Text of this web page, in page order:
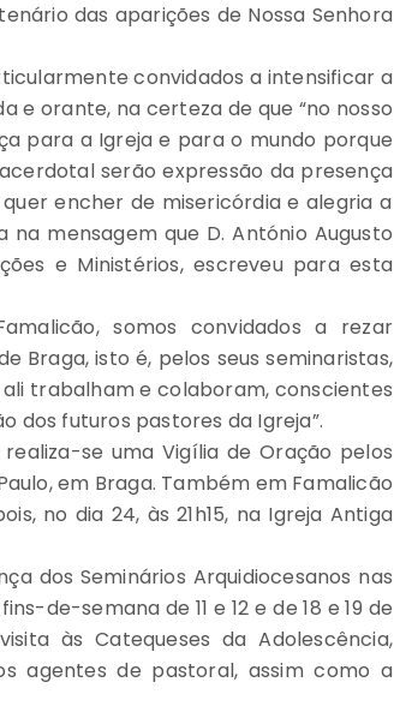
das aparições de Nossa Senhora
convidados a intensificar a
e orante, na certeza de que “no nosso
para a Igreja e para o mundo porque
serão expressão da presença
quer encher de misericórdia e alegria a
na mensagem que D. António Augusto
e Ministérios, escreveu para esta
somos convidados a rezar
Braga, isto é, pelos seus seminaristas,
trabalham e colaboram, conscientes
dos futuros pastores da Igreja”.
se uma Vigília de Oração pelos
em Braga. Também em Famalicão
no dia 24, às 21h15, na Igreja Antiga
dos Seminários Arquidiocesanos nas
de-semana de 11 e 12 e de 18 e 19 de
às Catequeses da Adolescência,
agentes de pastoral, assim como a